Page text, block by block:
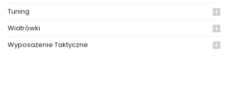
Tuning
Wiatrówki
Wyposażenie Taktyczne